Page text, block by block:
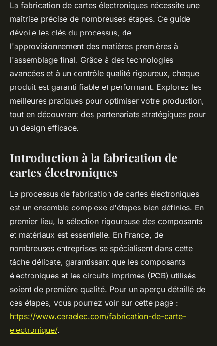
La fabrication de cartes électroniques nécessite une
maîtrise précise de nombreuses étapes. Ce guide
dévoile les clés du processus, de
l'approvisionnement des matières premières à
l'assemblage final. Grâce à des technologies
avancées et à un contrôle qualité rigoureux, chaque
produit est garanti fiable et performant. Explorez les
meilleures pratiques pour optimiser votre production,
tout en découvrant des partenariats stratégiques pour
un design efficace.
Introduction à la fabrication de
cartes électroniques
Le processus de fabrication de cartes électroniques
est un ensemble complexe d'étapes bien définies. En
premier lieu, la sélection rigoureuse des composants
et matériaux est essentielle. En France, de
nombreuses entreprises se spécialisent dans cette
tâche délicate, garantissant que les composants
électroniques et les circuits imprimés (PCB) utilisés
soient de première qualité. Pour un aperçu détaillé de
ces étapes, vous pourrez voir sur cette page :
https://www.ceraelec.com/fabrication-de-carte-
electronique/.